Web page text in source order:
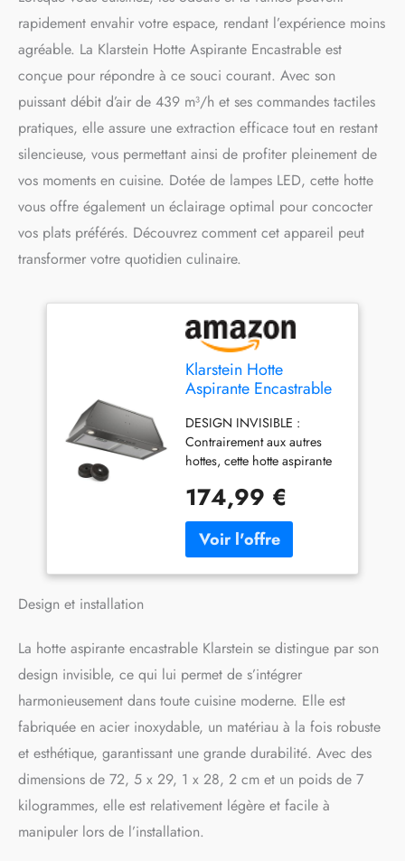
rapidement envahir votre espace, rendant l’expérience moins
agréable. La Klarstein Hotte Aspirante Encastrable est
conçue pour répondre à ce souci courant. Avec son
puissant débit d’air de 439 m³/h et ses commandes tactiles
pratiques, elle assure une extraction efficace tout en restant
silencieuse, vous permettant ainsi de profiter pleinement de
vos moments en cuisine. Dotée de lampes LED, cette hotte
vous offre également un éclairage optimal pour concocter
vos plats préférés. Découvrez comment cet appareil peut
transformer votre quotidien culinaire.
Klarstein Hotte
Aspirante Encastrable
Aspirante Silencieuse,
Hotte de Cuisine avec
Lampes LED, Débit
d'Air Puissant 520
m³/h, Minuterie,
Commandes Tactiles,
Hotte avec Évacuation
DESIGN INVISIBLE :
Contrairement aux autres
hottes, cette hotte aspirante
visible grâce à sa capacité à
disparaître dans une
armoire murale. Cela
minimise l'encombrement et
cache les commandes de
inoxydable dotée d'un
puissant débit d'air de 520
m³/h dispose de 3 vitesses
de ventilation adaptée à
chaque cuisson. Pour
améliorer la qualité de l'air
tout en éliminant les odeurs.
UN DESIGN
ÉPOUSTOUFLANT :
harmonieux qui s'intègre
174,99 €
Design et installation
La hotte aspirante encastrable Klarstein se distingue par son
design invisible, ce qui lui permet de s’intégrer
harmonieusement dans toute cuisine moderne. Elle est
fabriquée en acier inoxydable, un matériau à la fois robuste
et esthétique, garantissant une grande durabilité. Avec des
dimensions de 72, 5 x 29, 1 x 28, 2 cm et un poids de 7
kilogrammes, elle est relativement légère et facile à
manipuler lors de l’installation.